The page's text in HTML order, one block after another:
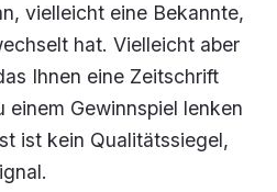
vielleicht eine Bekannte,
hat. Vielleicht aber
Ihnen eine Zeitschrift
einem Gewinnspiel lenken
ist kein Qualitätssiegel,